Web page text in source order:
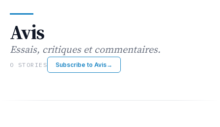
Avis
Essais, critiques et commentaires.
0 STORIES Subscribe to Avis→